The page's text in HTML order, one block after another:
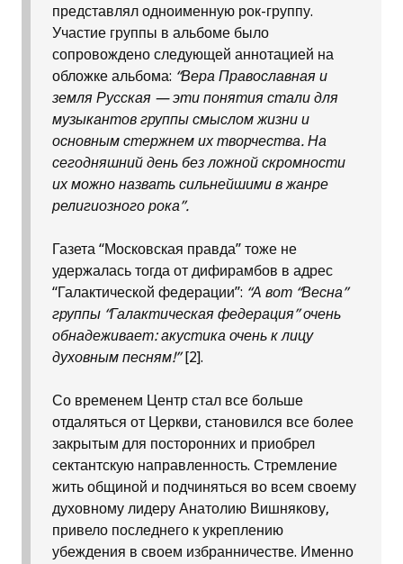
представлял одноименную рок-группу.
Участие группы в альбоме было
сопровождено следующей аннотацией на
обложке альбома: “Вера Православная и
земля Русская — эти понятия стали для
музыкантов группы смыслом жизни и
основным стержнем их творчества. На
сегодняшний день без ложной скромности
их можно назвать сильнейшими в жанре
религиозного рока”.
Газета “Московская правда” тоже не
удержалась тогда от дифирамбов в адрес
“Галактической федерации”: “А вот “Весна”
группы “Галактическая федерация” очень
обнадеживает: акустика очень к лицу
духовным песням!”[2].
Со временем Центр стал все больше
отдаляться от Церкви, становился все более
закрытым для посторонних и приобрел
сектантскую направленность. Стремление
жить общиной и подчиняться во всем своему
духовному лидеру Анатолию Вишнякову,
привело последнего к укреплению
убеждения в своем избранничестве. Именно